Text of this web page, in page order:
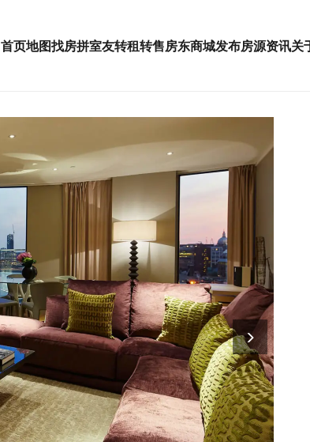
首页地图找房拼室友转租转售房东商城发布房源资讯关